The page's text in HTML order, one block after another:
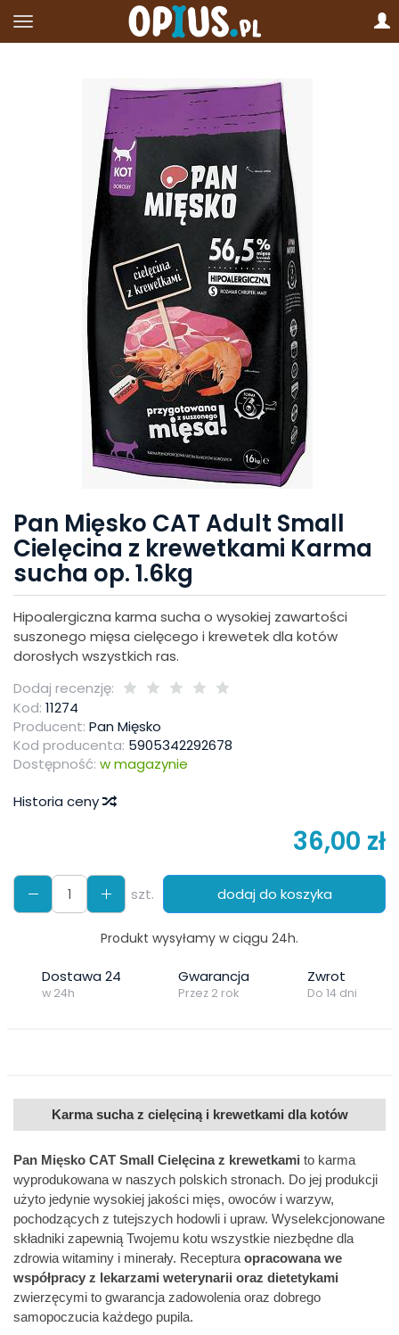
Pan Mięsko CAT Adult Small
Cielęcina z krewetkami Karma
sucha op. 1.6kg
Hipoalergiczna karma sucha o wysokiej zawartości
suszonego mięsa cielęcego i krewetek dla kotów
dorosłych wszystkich ras.
Dodaj recenzję:
Kod: 11274
Producent: Pan Mięsko
Kod producenta: 5905342292678
Dostępność: w magazynie
Historia ceny
36,00 zł
szt. dodaj do koszyka
Produkt wysyłamy w ciągu 24h.
Dostawa 24
w 24h
Gwarancja
Przez 2 rok
Zwrot
Do 14 dni
Karma sucha z cielęciną i krewetkami dla kotów
Pan Mięsko CAT Small Cielęcina z krewetkami to karma
wyprodukowana w naszych polskich stronach. Do jej produkcji
użyto jedynie wysokiej jakości mięs, owoców i warzyw,
pochodzących z tutejszych hodowli i upraw. Wyselekcjonowane
składniki zapewnią Twojemu kotu wszystkie niezbędne dla
zdrowia witaminy i minerały. Receptura opracowana we
współpracy z lekarzami weterynarii oraz dietetykami
zwierzęcymi to gwarancja zadowolenia oraz dobrego
samopoczucia każdego pupila.